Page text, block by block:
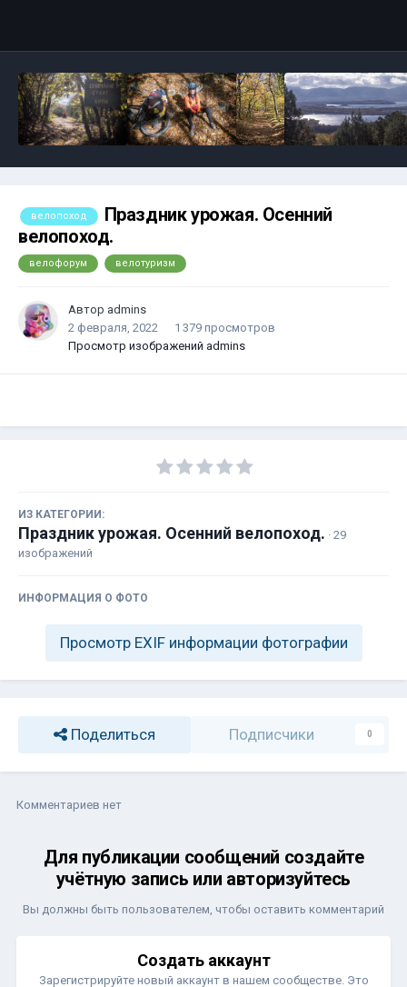
велопоход
Праздник урожая. Осенний
велопоход.
велофорум велотуризм
Автор admins
2 февраля, 2022
1 379 просмотров
Просмотр изображений admins
ИЗ КАТЕГОРИИ:
Праздник урожая. Осенний велопоход. · 29
изображений
ИНФОРМАЦИЯ О ФОТО
Просмотр EXIF информации фотографии
Поделиться Подписчики 0
Комментариев нет
Для публикации сообщений создайте
учётную запись или авторизуйтесь
Вы должны быть пользователем, чтобы оставить комментарий
Создать аккаунт
Зарегистрируйте новый аккаунт в нашем сообществе. Это